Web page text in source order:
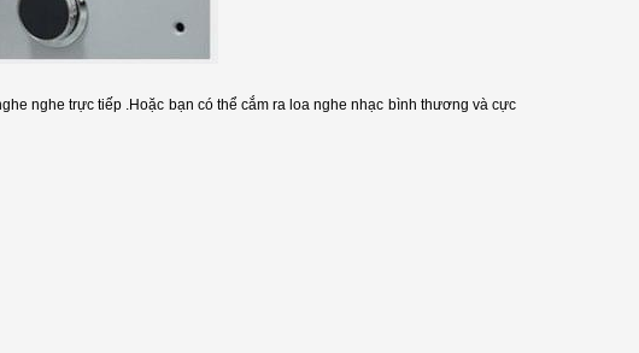
nghe trực tiếp .Hoặc bạn có thể cắm ra loa nghe nhạc bình thương và cực